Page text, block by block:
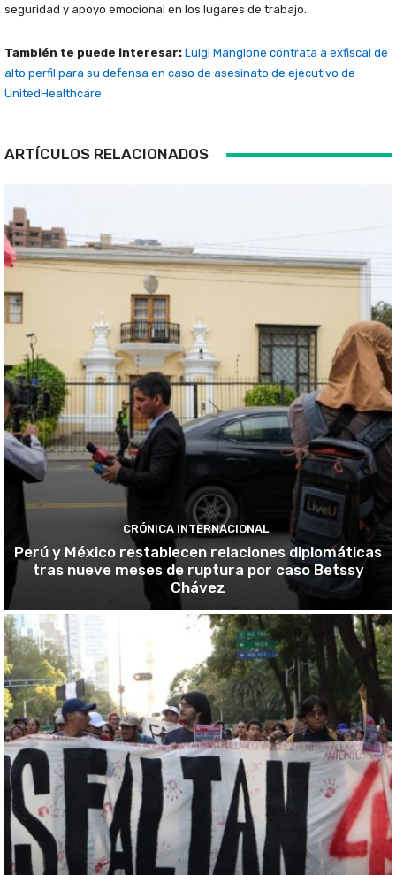
seguridad y apoyo emocional en los lugares de trabajo.
También te puede interesar: Luigi Mangione contrata a exfiscal de
alto perfil para su defensa en caso de asesinato de ejecutivo de
UnitedHealthcare
ARTÍCULOS RELACIONADOS
CRÓNICA INTERNACIONAL
Perú y México restablecen relaciones diplomáticas
tras nueve meses de ruptura por caso Betssy
Chávez